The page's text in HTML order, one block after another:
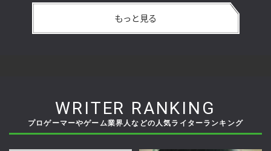
もっと見る
WRITER RANKING
プロゲーマーやゲーム業界人などの人気ライターランキング